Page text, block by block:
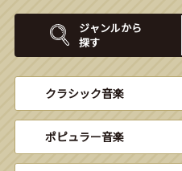
ジャンルから
探す
クラシック音楽
ポピュラー音楽